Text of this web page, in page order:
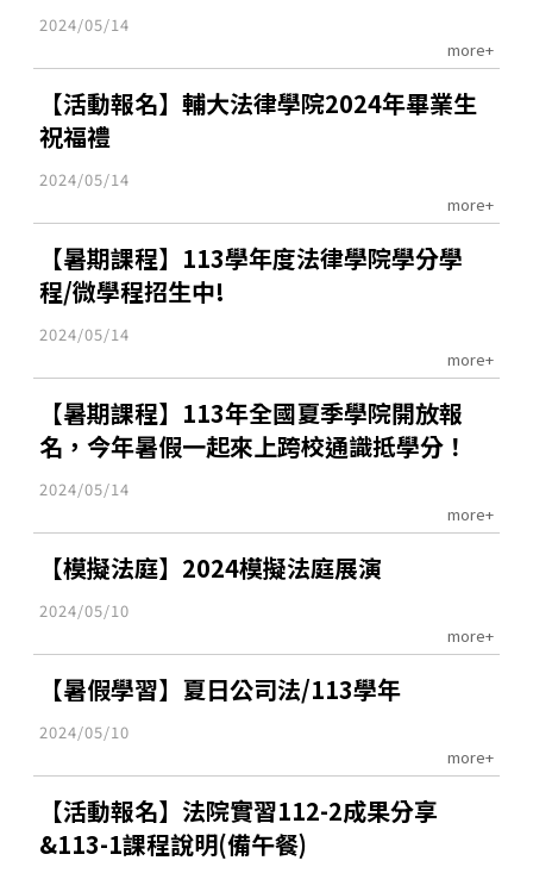
2024/05/14
more+
【活動報名】輔大法律學院2024年畢業生
祝福禮
2024/05/14
more+
【暑期課程】113學年度法律學院學分學
程/微學程招生中!
2024/05/14
more+
【暑期課程】113年全國夏季學院開放報
名，今年暑假一起來上跨校通識抵學分！
2024/05/14
more+
【模擬法庭】2024模擬法庭展演
2024/05/10
more+
【暑假學習】夏日公司法/113學年
2024/05/10
more+
【活動報名】法院實習112-2成果分享
&113-1課程說明(備午餐)